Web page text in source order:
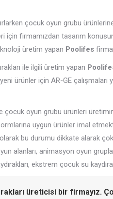
çocuk oyun grubu
için firmamızdan tasarım
üretim yapan Poolifes
ile ilgili üretim yapan
ürünler için AR-GE çalışmaları
çocuk oyun grubu ürünleri
uygun ürünler imal
bu durumu dikkate alarak
alanları, animasyon oyun
ekstrem çocuk su
üreticisi bir firmayız.